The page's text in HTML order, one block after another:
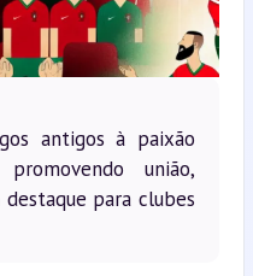
antigos à paixão
união,
para clubes